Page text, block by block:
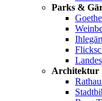
Parks &
Architektur